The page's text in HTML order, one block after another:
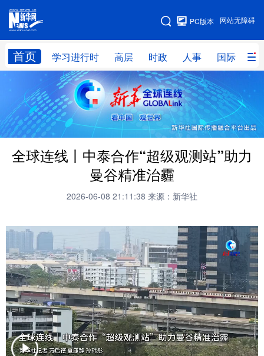
网站无障碍
PC版本
首页 学习进行时 高层 时政 人事 国际 财
网站地图
学习进行时 高层 时政 人事
国际 财经 网评 港澳
台湾 思客智库 全球连线 教育
科技 科创 量子 体育
法律 中央文件 汽车
食品 人居 信息化 数字经济
学术中国 乡村振兴 银龄 溯源中国
城市 旅游 能源 会展
彩票 娱乐 时尚 悦读
全球连线丨中泰合作“超级观测站”助力
曼谷精准治霾
2026-06-08 21:11:38 来源：新华社